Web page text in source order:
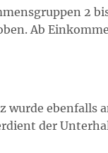
2 bis
Ab
ebenfalls
der